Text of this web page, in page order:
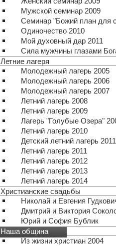
Мужской семинар 2009
Семинар "Божий план для
Одиночество 2010
Мой духовный дар 2011
Сила мужчины глазами
Летние лагеря
Молодежный лагерь 2005
Молодежный лагерь 2006
Молодежный лагерь 2007
Летний лагерь 2008
Летний лагерь 2009
Лагерь "Голубые Озера"
Летний лагерь 2010
Детский летний лагерь 2011
Летний лагерь 2011
Летний лагерь 2012
Летний лагерь 2013
Летний лагерь 2014
Христианские свадьбы
Николай и Евгения
Дмитрий и Виктория
Юрий и София Бублик
Наша община
Из жизни христиан 2004